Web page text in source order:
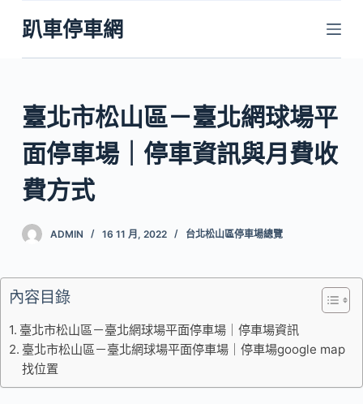
跳
至
主
內
容
趴車停車網
臺北市松山區－臺北網球場平
面停車場｜停車資訊與月費收
費方式
ADMIN 16 11 月, 2022 台北松山區停車場總覽
內容目錄
臺北市松山區－臺北網球場平面停車場｜停車場資訊
臺北市松山區－臺北網球場平面停車場｜停車場google map
找位置